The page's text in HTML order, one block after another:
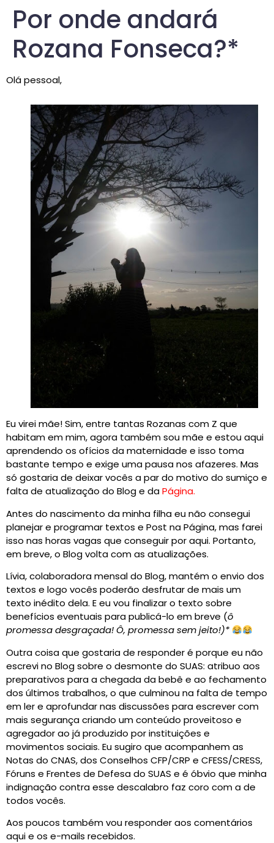
Por onde andará
Rozana Fonseca?*
Olá pessoal,
Eu virei mãe! Sim, entre tantas Rozanas com Z que
habitam em mim, agora também sou mãe e estou aqui
aprendendo os ofícios da maternidade e isso toma
bastante tempo e exige uma pausa nos afazeres. Mas
só gostaria de deixar vocês a par do motivo do sumiço e
falta de atualização do Blog e daPágina.
Antes do nascimento da minha filha eu não consegui
planejar e programar textos e Post na Página, mas farei
isso nas horas vagas que conseguir por aqui. Portanto,
em breve, o Blog volta com as atualizações.
Lívia, colaboradora mensal do Blog, mantém o envio dos
textos e logo vocês poderão desfrutar de mais um
texto inédito dela. E eu vou finalizar o texto sobre
benefícios eventuais para publicá-lo em breve (ô
promessa desgraçada! Ô, promessa sem jeito!)*
Outra coisa que gostaria de responder é porque eu não
escrevi no Blog sobre o desmonte do SUAS: atribuo aos
preparativos para a chegada da bebê e ao fechamento
dos últimos trabalhos, o que culminou na falta de tempo
em ler e aprofundar nas discussões para escrever com
mais segurança criando um conteúdo proveitoso e
agregador ao já produzido por instituições e
movimentos sociais. Eu sugiro que acompanhem as
Notas do CNAS, dos Conselhos CFP/CRP e CFESS/CRESS,
Fóruns e Frentes de Defesa do SUAS e é óbvio que minha
indignação contra esse descalabro faz coro com a de
todos vocês.
Aos poucos também vou responder aos comentários
aqui e os e-mails recebidos.